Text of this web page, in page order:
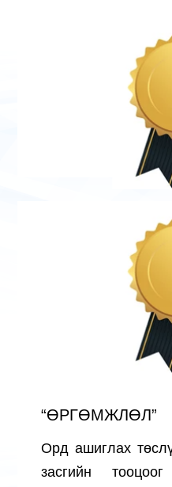
“ӨРГӨМЖЛӨЛ”
Орд ашиглах
засгийн